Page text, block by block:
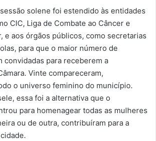
solene foi estendido às entidades
CIC, Liga de Combate ao Câncer e
e aos órgãos públicos, como secretarias
para que o maior número de
convidadas para receberem a
Vinte compareceram,
o universo feminino do município.
essa foi a alternativa que o
para homenagear todas as mulheres
ou de outra, contribuíram para a